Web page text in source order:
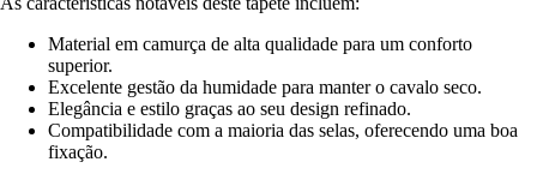
Material em camurça de alta qualidade para um conforto
superior.
Excelente gestão da humidade para manter o cavalo seco.
Elegância e estilo graças ao seu design refinado.
Compatibilidade com a maioria das selas, oferecendo uma boa
fixação.